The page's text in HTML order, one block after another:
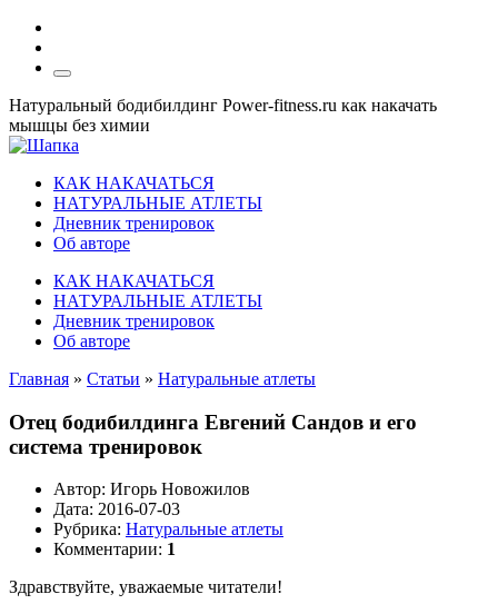
Натуральный бодибилдинг Power-fitness.ru как накачать
мышцы без химии
КАК НАКАЧАТЬСЯ
НАТУРАЛЬНЫЕ АТЛЕТЫ
Дневник тренировок
Об авторе
КАК НАКАЧАТЬСЯ
НАТУРАЛЬНЫЕ АТЛЕТЫ
Дневник тренировок
Об авторе
Главная » Статьи » Натуральные атлеты
Отец бодибилдинга Евгений Сандов и его
система тренировок
Автор: Игорь Новожилов
Дата: 2016-07-03
Рубрика: Натуральные атлеты
Комментарии: 1
Здравствуйте, уважаемые читатели!